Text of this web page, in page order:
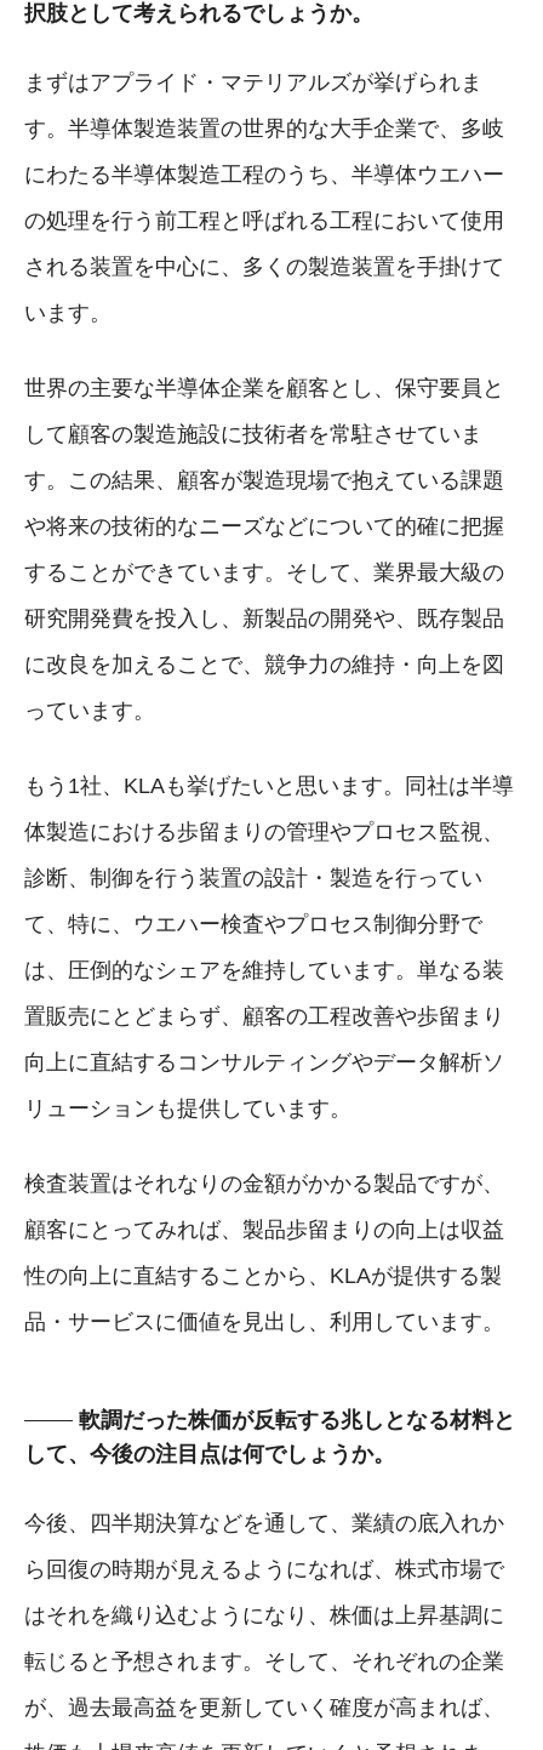
択肢として考えられるでしょうか。
まずはアプライド・マテリアルズが挙げられま
す。半導体製造装置の世界的な大手企業で、多岐
にわたる半導体製造工程のうち、半導体ウエハー
の処理を行う前工程と呼ばれる工程において使用
される装置を中心に、多くの製造装置を手掛けて
います。
世界の主要な半導体企業を顧客とし、保守要員と
して顧客の製造施設に技術者を常駐させていま
す。この結果、顧客が製造現場で抱えている課題
や将来の技術的なニーズなどについて的確に把握
することができています。そして、業界最大級の
研究開発費を投入し、新製品の開発や、既存製品
に改良を加えることで、競争力の維持・向上を図
っています。
もう1社、KLAも挙げたいと思います。同社は半導
体製造における歩留まりの管理やプロセス監視、
診断、制御を行う装置の設計・製造を行ってい
て、特に、ウエハー検査やプロセス制御分野で
は、圧倒的なシェアを維持しています。単なる装
置販売にとどまらず、顧客の工程改善や歩留まり
向上に直結するコンサルティングやデータ解析ソ
リューションも提供しています。
検査装置はそれなりの金額がかかる製品ですが、
顧客にとってみれば、製品歩留まりの向上は収益
性の向上に直結することから、KLAが提供する製
品・サービスに価値を見出し、利用しています。
軟調だった株価が反転する兆しとなる材料と
して、今後の注目点は何でしょうか。
今後、四半期決算などを通して、業績の底入れか
ら回復の時期が見えるようになれば、株式市場で
はそれを織り込むようになり、株価は上昇基調に
転じると予想されます。そして、それぞれの企業
が、過去最高益を更新していく確度が高まれば、